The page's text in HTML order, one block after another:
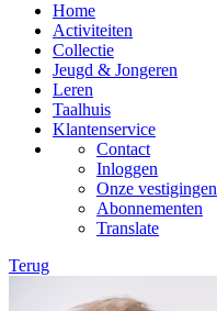
Home
Activiteiten
Collectie
Jeugd & Jongeren
Leren
Taalhuis
Klantenservice
Contact
Inloggen
Onze vestigingen
Abonnementen
Translate
Terug